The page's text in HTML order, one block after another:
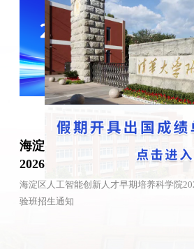
2026-08-08
海淀区人工智能创新人才早期培
2026级人工智能实验班招生通知
海淀区人工智能创新人才早期培养科学院
验班招生通知